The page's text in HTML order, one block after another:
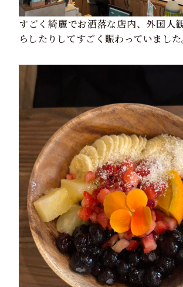
すごく綺麗でお洒落な店内、外国人
らしたりしてすごく賑わっていました